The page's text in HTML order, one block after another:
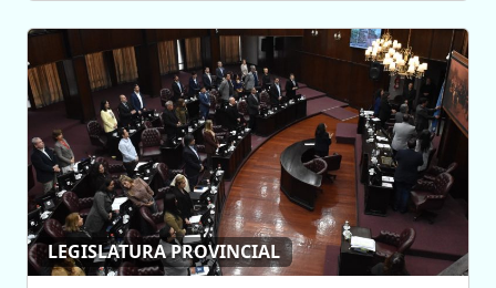
LEGISLATURA PROVINCIAL